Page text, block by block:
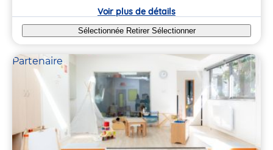
Voir plus de détails
Sélectionnée Retirer Sélectionner
Partenaire